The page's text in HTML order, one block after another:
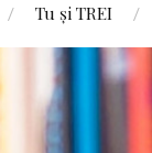
Tu și TREI